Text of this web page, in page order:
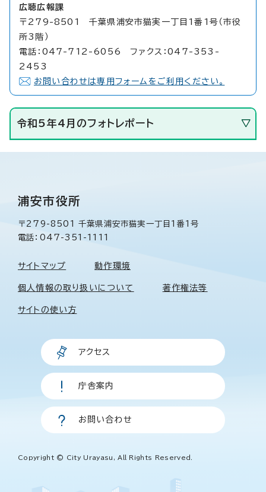
広聴広報課
〒279-8501 千葉県浦安市猫実一丁目1番1号（市役
所3階）
電話：047-712-6056 ファクス：047-353-
2453
お問い合わせは専用フォームをご利用ください。
令和5年4月のフォトレポート
浦安市役所
〒279-8501 千葉県浦安市猫実一丁目1番1号
電話：047-351-1111
サイトマップ 動作環境
個人情報の取り扱いについて 著作権法等
サイトの使い方
アクセス
庁舎案内
お問い合わせ
Copyright © City Urayasu, All Rights Reserved.